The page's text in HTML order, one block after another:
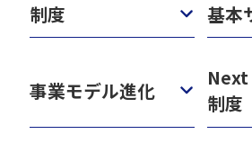
制度 基本
事業モデル進化
制度